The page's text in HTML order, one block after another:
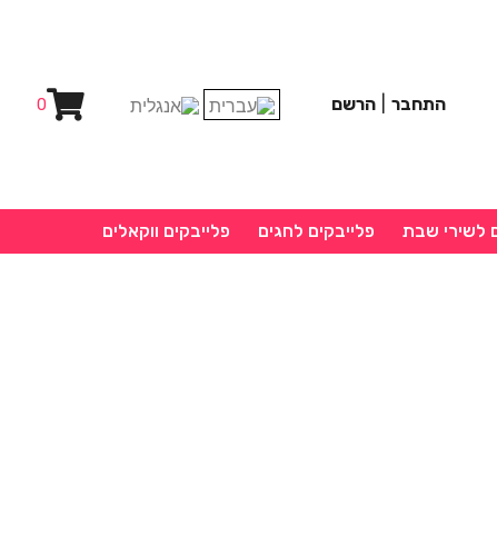
התחבר הרשם 0
לשירי שבת פלייבקים לחגים פלייבקים ווקאלים